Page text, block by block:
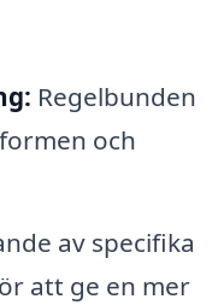
Regelbunden
och
av specifika
att ge en mer